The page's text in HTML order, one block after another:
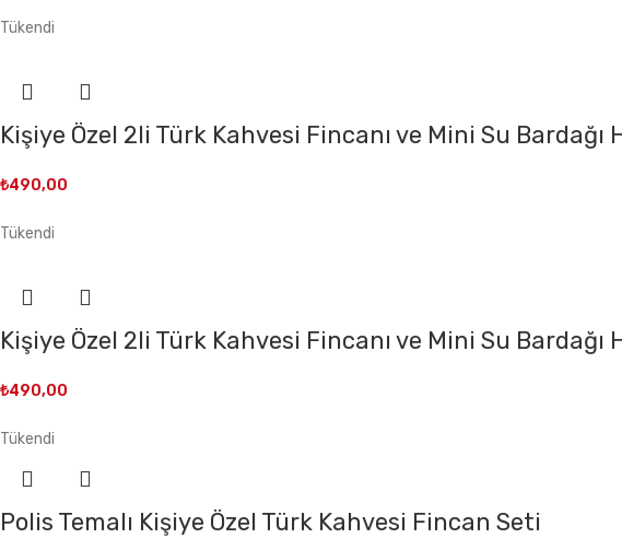
Tükendi
Kişiye Özel 2li Türk Kahvesi Fincanı ve Mini Su
₺490,00
Tükendi
Kişiye Özel 2li Türk Kahvesi Fincanı ve Mini Su Bardağı
₺490,00
Tükendi
Polis Temalı Kişiye Özel Türk Kahvesi Fincan Seti